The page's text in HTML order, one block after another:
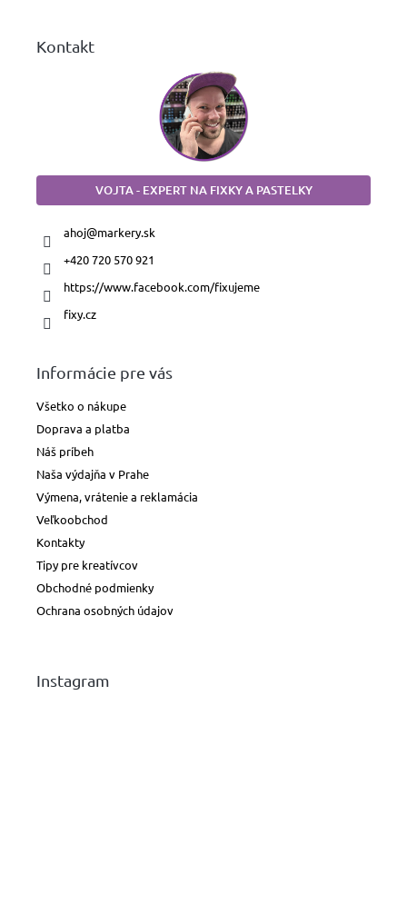
Kontakt
VOJTA - EXPERT NA FIXKY A PASTELKY
ahoj@markery.sk
+420 720 570 921
https://www.facebook.com/fixujeme
fixy.cz
Informácie pre vás
Všetko o nákupe
Doprava a platba
Náš príbeh
Naša výdajňa v Prahe
Výmena, vrátenie a reklamácia
Veľkoobchod
Kontakty
Tipy pre kreatívcov
Obchodné podmienky
Ochrana osobných údajov
Instagram